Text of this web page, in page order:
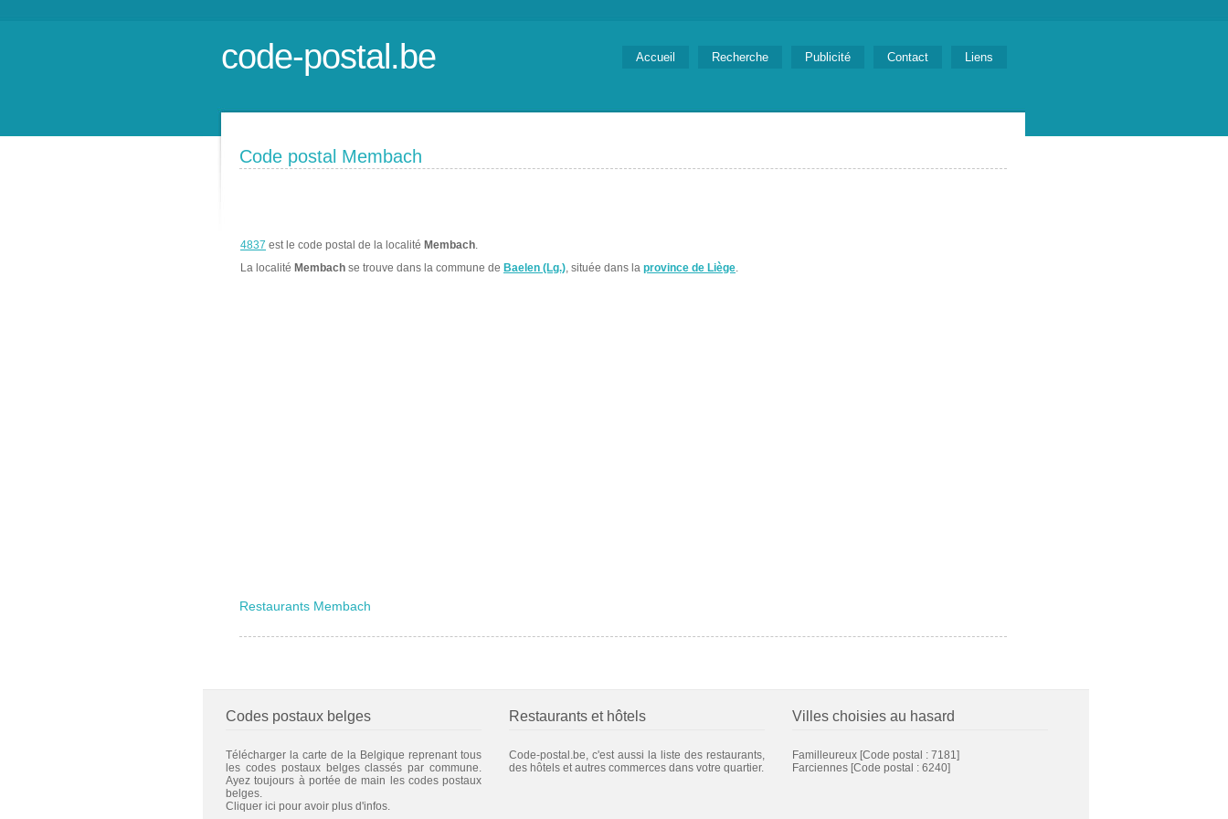
code-postal.be Accueil Recherche Publicité Contact Liens
Code postal Membach
4837 est le code postal de la localité Membach.
La localité Membach se trouve dans la commune de Baelen (Lg.), située dans la province de Liège.
Restaurants Membach
Codes postaux belges
Télécharger la carte de la Belgique reprenant tous
les codes postaux belges classés par commune.
Ayez toujours à portée de main les codes postaux
belges.
Cliquer ici pour avoir plus d'infos.
Restaurants et hôtels
Code-postal.be, c'est aussi la liste des restaurants,
des hôtels et autres commerces dans votre quartier.
Villes choisies au hasard
Familleureux [Code postal : 7181]
Farciennes [Code postal : 6240]